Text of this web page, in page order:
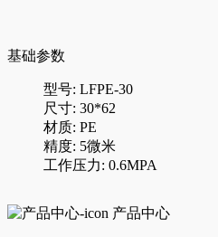
基础参数
型号: LFPE-30
尺寸: 30*62
材质: PE
精度: 5微米
工作压力: 0.6MPA
产品中心